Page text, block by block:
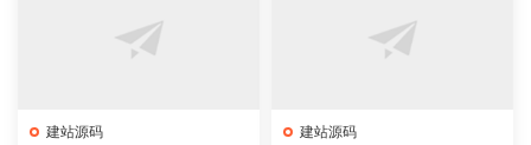
建站源码 建站源码